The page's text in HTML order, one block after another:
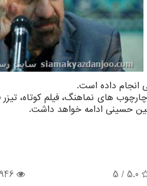
انجام داده است.
های نماهنگ، فیلم کوتاه، تیزر
حسینی ادامه خواهد داشت.
5.0
/ 5